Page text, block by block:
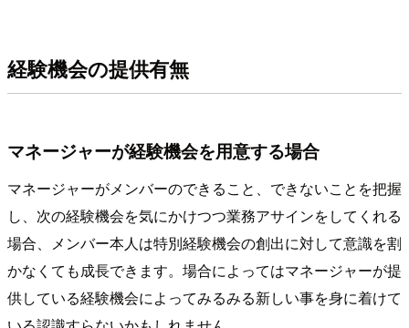
経験機会の提供有無
マネージャーが経験機会を用意する場合
マネージャーがメンバーのできること、できないことを把握
し、次の経験機会を気にかけつつ業務アサインをしてくれる
場合、メンバー本人は特別経験機会の創出に対して意識を割
かなくても成長できます。場合によってはマネージャーが提
供している経験機会によってみるみる新しい事を身に着けて